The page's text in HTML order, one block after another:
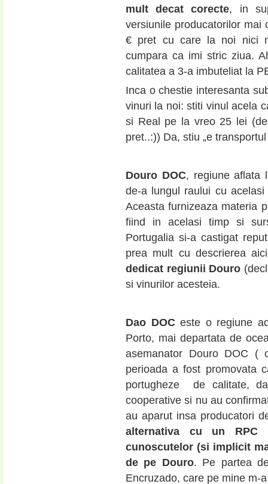
mult decat corecte, in
versiunile producatorilor mai
€ pret cu care la noi nici
cumpara ca imi stric ziua.
calitatea a 3-a imbuteliat la
Inca o chestie interesanta
vinuri la noi: stiti vinul acela
si Real pe la vreo 25 lei
pret..:)) Da, stiu „e
Douro DOC, regiune aflata
de-a lungul raului cu
Aceasta furnizeaza materia
fiind in acelasi timp si
Portugalia si-a castigat
prea mult cu descrierea
dedicat regiunii Douro
si vinurilor acesteia.
Dao DOCeste o regiune
Porto, mai departata de
asemanator Douro DOC (
perioada a fost promovata
portugheze de calitate,
cooperative si nu au
au aparut insa producatori
alternativa cu un
cunoscutelor (si implicit
de pe Douro. Pe partea
Encruzado, care pe mine m-